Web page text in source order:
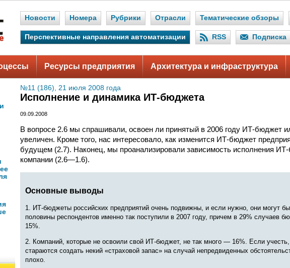
Новости Номера Рубрики Отрасли Тематические обзоры
Перспективные направления автоматизации RSS Подписка
Ресурсы предприятия Архитектура и инфраструктура
№11 (186), 21 июля 2008 года
Исполнение и динамика ИТ-бюджета
09.09.2008
В вопросе 2.6 мы спрашивали, освоен ли принятый в 2006 году ИТ-бюджет
увеличен. Кроме того, нас интересовало, как изменится ИТ-бюджет
будущем (2.7). Наконец, мы проанализировали зависимость исполнения ИТ-
компании (2.6—1.6).
Основные выводы
1. ИТ-бюджеты российских предприятий очень подвижны, и если нужно, они могут
половины респондентов именно так поступили в 2007 году, причем в 29% случаев
15%.
2. Компаний, которые не освоили свой ИТ-бюджет, не так много — 16%. Если
стараются создать некий «страховой запас» на случай непредвиденных
плохо.